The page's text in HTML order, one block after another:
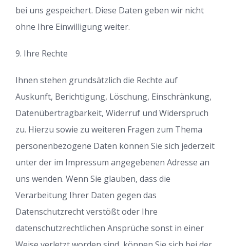
bei uns gespeichert. Diese Daten geben wir nicht
ohne Ihre Einwilligung weiter.
9. Ihre Rechte
Ihnen stehen grundsätzlich die Rechte auf
Auskunft, Berichtigung, Löschung, Einschränkung,
Datenübertragbarkeit, Widerruf und Widerspruch
zu. Hierzu sowie zu weiteren Fragen zum Thema
personenbezogene Daten können Sie sich jederzeit
unter der im Impressum angegebenen Adresse an
uns wenden. Wenn Sie glauben, dass die
Verarbeitung Ihrer Daten gegen das
Datenschutzrecht verstößt oder Ihre
datenschutzrechtlichen Ansprüche sonst in einer